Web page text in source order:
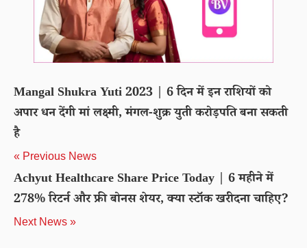
Mangal Shukra Yuti 2023 | 6 दिन में इन राशियों को
अपार धन देंगी मां लक्ष्मी, मंगल-शुक्र युती करोड़पति बना सकती
है
« Previous News
Achyut Healthcare Share Price Today | 6 महीने में
278% रिटर्न और फ्री बोनस शेयर, क्या स्टॉक खरीदना चाहिए?
Next News »